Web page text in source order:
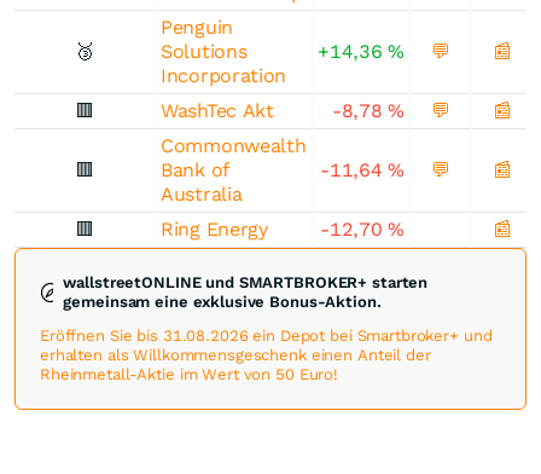
🥉
Penguin
Solutions
Incorporation
+14,36% 💬 📰
🟥 WashTec Akt -8,78% 💬 📰
🟥
Commonwealth
Bank of
Australia
-11,64% 💬 📰
🟥 Ring Energy -12,70% 📰
wallstreetONLINE und SMARTBROKER+ starten
gemeinsam eine exklusive Bonus-Aktion.
Eröffnen Sie bis 31.08.2026 ein Depot bei Smartbroker+ und
erhalten als Willkommensgeschenk einen Anteil der
Rheinmetall-Aktie im Wert von 50 Euro!